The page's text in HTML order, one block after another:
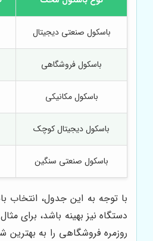
باسکول صنعتی دیجیتال
باسکول فروشگاهی
باسکول مکانیکی
باسکول دیجیتال کوچک
باسکول صنعتی سنگین
با توجه به این جدول، انتخاب
دستگاه نیز بهینه باشد، برای
روزمره فروشگاهی را به